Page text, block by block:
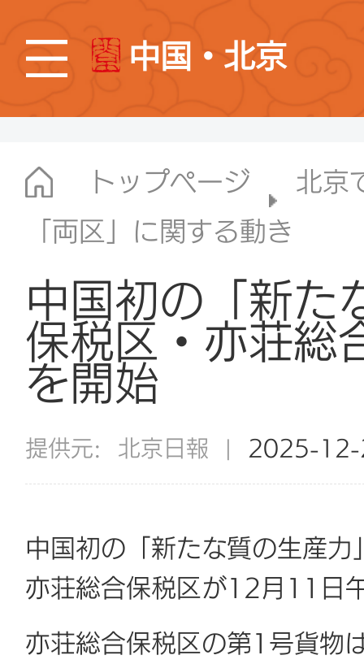
中国・北京
トップページ
北京
「両区」に関する動き
中国初の「新た
保税区・亦荘総
を開始
提供元: 北京日報 | 2025-
中国初の「新たな質の生産
亦荘総合保税区が12月11日
亦荘総合保税区の第1号貨物